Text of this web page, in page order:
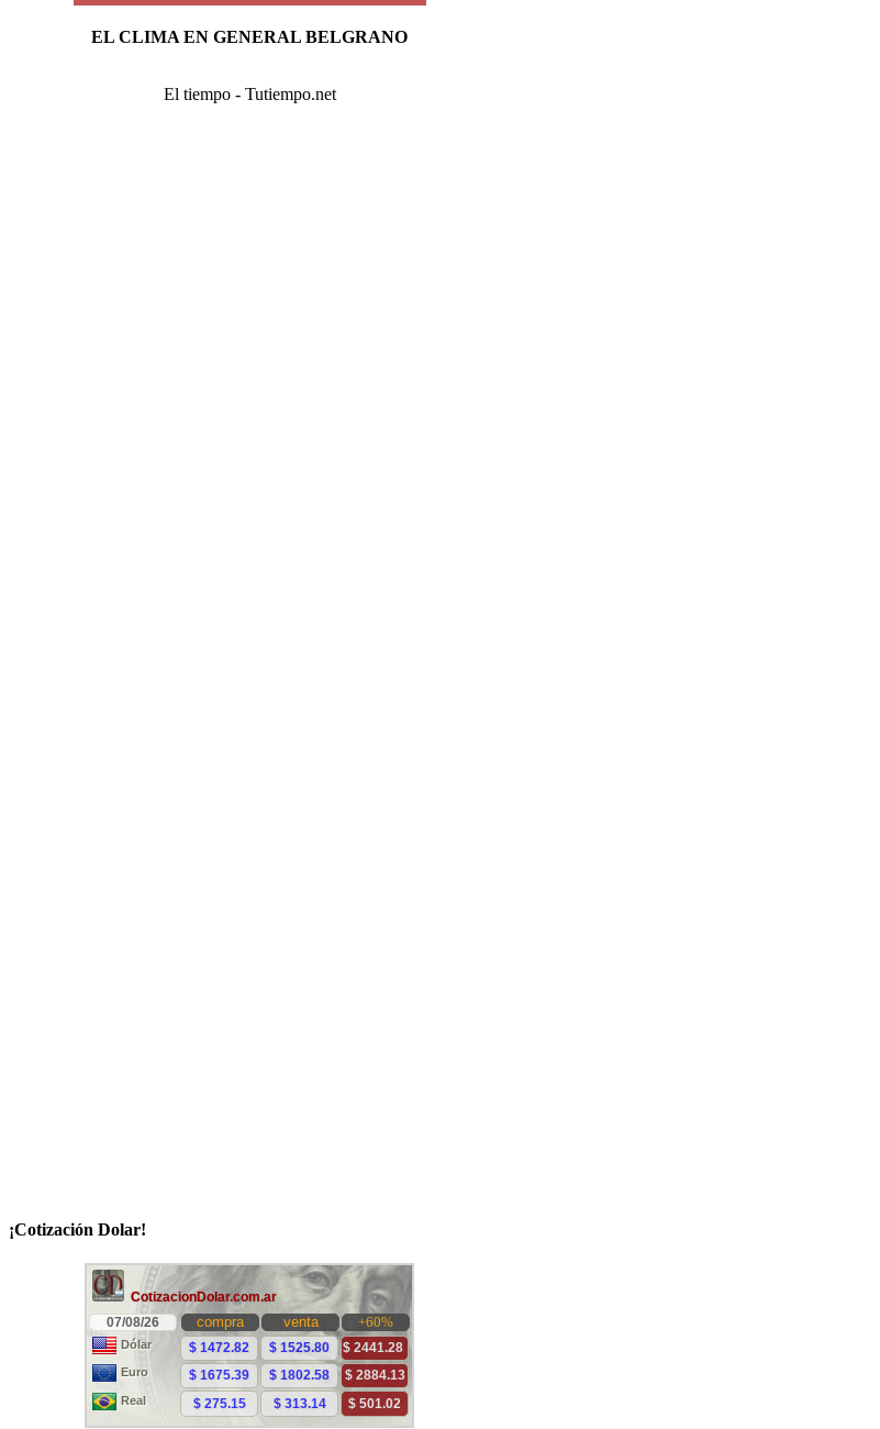
EL CLIMA EN GENERAL BELGRANO
El tiempo - Tutiempo.net
¡Cotización Dolar!